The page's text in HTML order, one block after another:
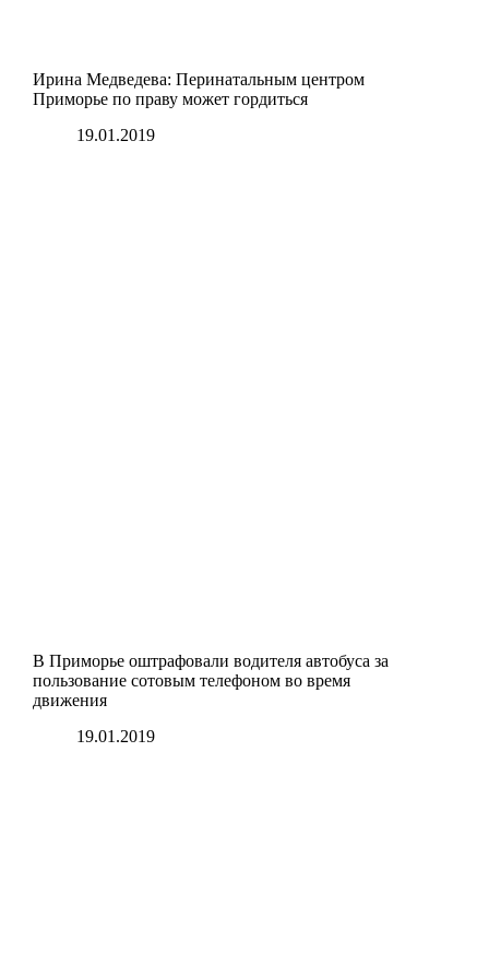
Ирина Медведева: Перинатальным центром
Приморье по праву может гордиться
19.01.2019
В Приморье оштрафовали водителя автобуса за
пользование сотовым телефоном во время
движения
19.01.2019